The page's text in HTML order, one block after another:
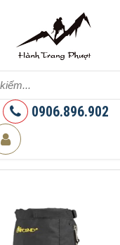
0906.896.902